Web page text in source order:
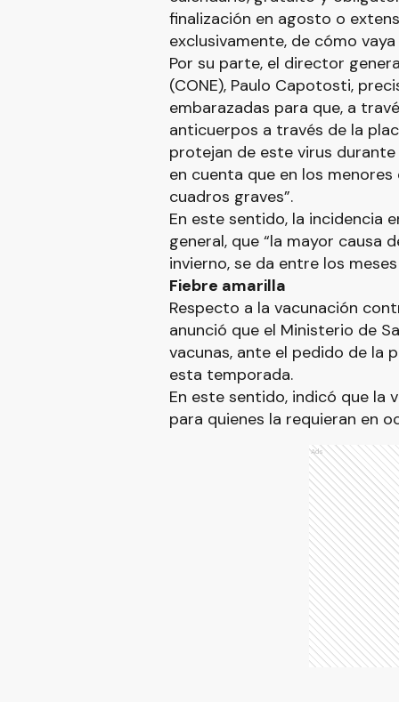
finalización en agosto o
exclusivamente, de cómo
Por su parte, el director
(CONE), Paulo Capotosti,
embarazadas para que, a
anticuerpos a través de la
protejan de este virus
en cuenta que en los
cuadros graves”.
En este sentido, la incidencia
general, que “la mayor causa
invierno, se da entre los
Fiebre amarilla
Respecto a la vacunación
anunció que el Ministerio de
vacunas, ante el pedido de la
esta temporada.
En este sentido, indicó que la
para quienes la requieran en
Ads